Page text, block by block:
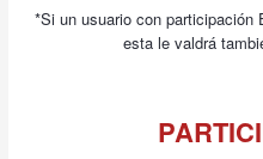
*Si un usuario con participación
esta le valdrá